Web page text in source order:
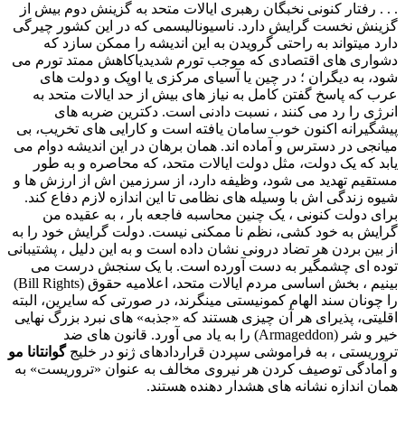
. . . رفتار کنونی نخبگان رهبری ایالات متحد به گزینش دوم بیش از
گزینش نخست گرایش دارد. ناسیونالیسمی که در این کشور چیرگی
دارد میتواند به راحتی گرویدن به این اندیشه را ممکن سازد که
دشواری های اقتصادی که موجب تورم شدیدیاکاهش ممتد تورم می
شود، به دیگران ؛ در چین یا آسیای مرکزی یا اوپک و دولت های
عرب که پاسخ گفتن کامل به نیاز های بیش از حد ایالات متحد به
انرژی را رد می کنند ، نسبت دادنی است. دکترین ضربه های
پیشگیرانه اکنون خوب سامان یافته است و کارایی های تخریب، بی
میانجی در دسترس و آماده اند. همان برهان در این اندیشه دوام می
یابد که یک دولت، مثل دولت ایالات متحد، که محاصره و به طور
مستقیم تهدید می شود، وظیفه دارد، از سرزمین اش از ارزش ها و
شیوه زندگی اش با وسیله های نظامی تا این اندازه لازم دفاع کند.
برای دولت کنونی ، یک چنین محاسبه فاجعه بار ، به عقیده من
گرایش به خود کشی، نظم نا ممکنی نیست. دولت گرایش خود را به
از بین بردن هر تضاد درونی نشان داده است و به این دلیل ، پشتیبانی
توده ای چشمگیر به دست آورده است. با یک سنجش درست می
بینیم ، بخش اساسی مردم ایالات متحد، اعلامیه حقوق (Bill Rights)
را چونان سند الهام کمونیستی مینگرند، در صورتی که سایرین، البته
اقلیتی، پذیرای هر آن چیزی هستند که «جذبه» های نبرد بزرگ نهایی
خیر و شر (Armageddon) را به یاد می آورد. قانون های ضد
تروریستی ، به فراموشی سپردن قراردادهای ژنو در خلیجگوانتانا مو
و آمادگی توصیف کردن هر نیروی مخالف به عنوان «تروریست» به
همان اندازه نشانه های هشدار دهنده هستند.